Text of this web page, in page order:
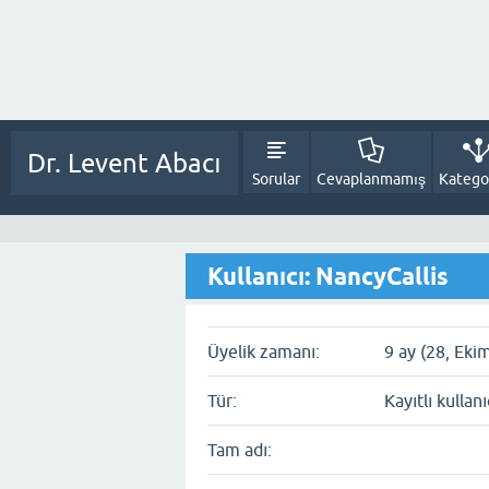
Dr. Levent Abacı
Sorular Cevaplanmamış
Kullanıcı: NancyCallis
Üyelik zamanı: 9 ay (28,
Tür: Kayıtlı
Tam adı: